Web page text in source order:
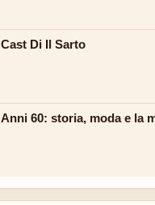
Cast Di Il Sarto
Anni 60: storia, moda e la